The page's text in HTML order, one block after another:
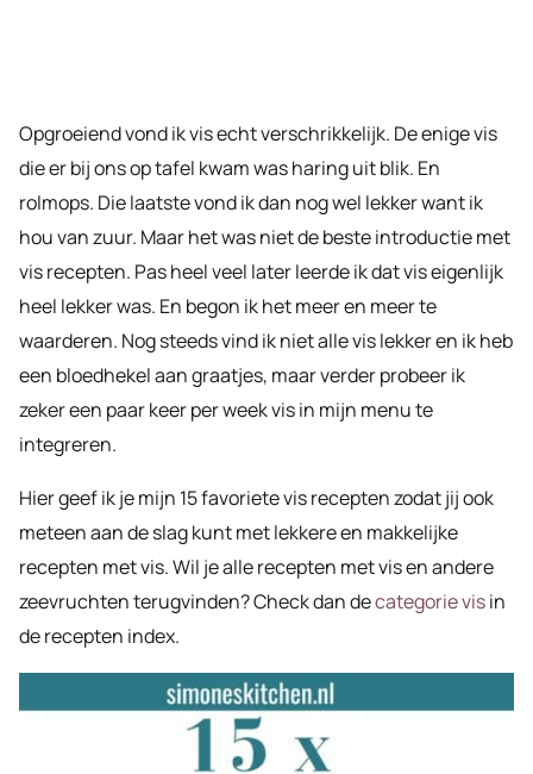
Opgroeiend vond ik vis echt verschrikkelijk. De enige vis
die er bij ons op tafel kwam was haring uit blik. En
rolmops. Die laatste vond ik dan nog wel lekker want ik
hou van zuur. Maar het was niet de beste introductie met
vis recepten. Pas heel veel later leerde ik dat vis eigenlijk
heel lekker was. En begon ik het meer en meer te
waarderen. Nog steeds vind ik niet alle vis lekker en ik heb
een bloedhekel aan graatjes, maar verder probeer ik
zeker een paar keer per week vis in mijn menu te
integreren.
Hier geef ik je mijn 15 favoriete vis recepten zodat jij ook
meteen aan de slag kunt met lekkere en makkelijke
recepten met vis. Wil je alle recepten met vis en andere
zeevruchten terugvinden? Check dan decategorie visin
de recepten index.